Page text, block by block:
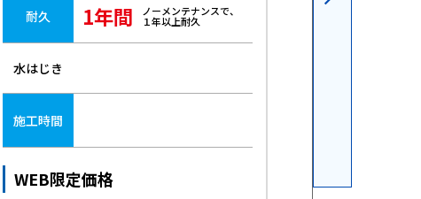
耐久 1年間 ノーメンテナンスで、
１年以上耐久
水はじき
施工時間
WEB限定価格